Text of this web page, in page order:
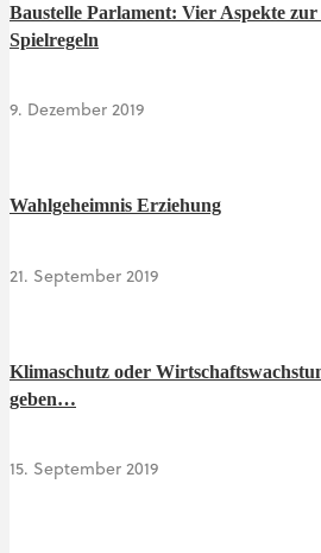
Baustelle Parlament: Vier Aspekte
Spielregeln
9. Dezember 2019
Wahlgeheimnis Erziehung
21. September 2019
Klimaschutz oder
geben…
15. September 2019